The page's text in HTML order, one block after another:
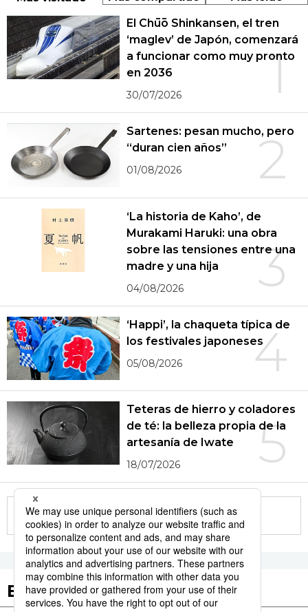
1
El Chūō Shinkansen, el tren
‘maglev’ de Japón, comenzará
a funcionar como muy pronto
en 2036
30/07/2026
2
Sartenes: pesan mucho, pero
“duran cien años”
01/08/2026
3
‘La historia de Kaho’, de
Murakami Haruki: una obra
sobre las tensiones entre una
madre y una hija
04/08/2026
4
‘Happi’, la chaqueta típica de
los festivales japoneses
05/08/2026
5
Teteras de hierro y coladores
de té: la belleza propia de la
artesanía de Iwate
18/07/2026
More in this series
Etiquetas destacadas